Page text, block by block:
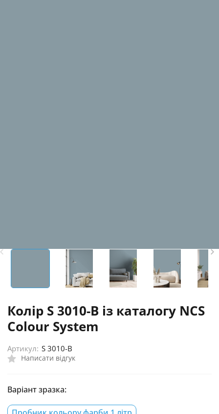
Колір S 3010-B із каталогу NCS
Colour System
Написати відгук
Артикул: S 3010-B
Варіант зразка: